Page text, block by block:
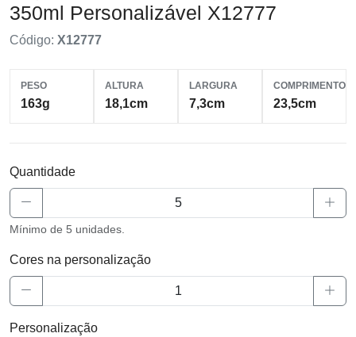
350ml Personalizável X12777
Código: X12777
PESO
163g
ALTURA
18,1cm
LARGURA
7,3cm
COMPRIMENTO
23,5cm
Quantidade
Mínimo de 5 unidades.
Cores na personalização
Personalização